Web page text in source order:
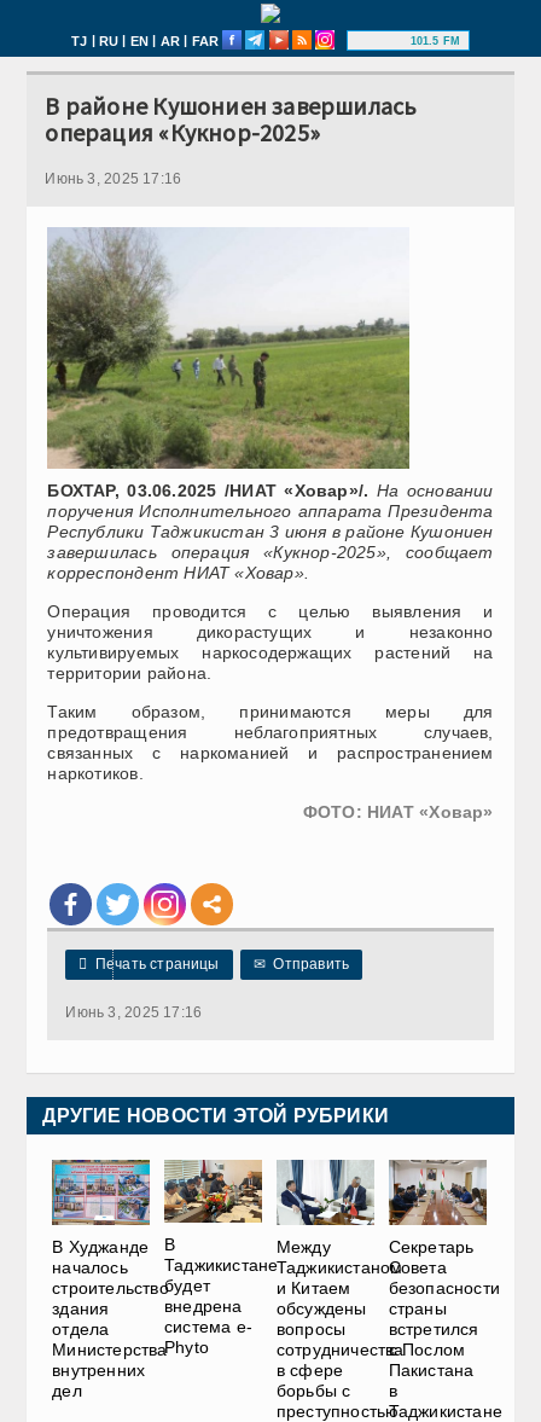
TJ | RU | EN | AR | FAR 101.5 FM
В районе Кушониен завершилась
операция «Кукнор-2025»
Июнь 3, 2025 17:16
БОХТАР, 03.06.2025 /НИАТ «Ховар»/. На основании
поручения Исполнительного аппарата Президента
Республики Таджикистан 3 июня в районе Кушониен
завершилась операция «Кукнор-2025», сообщает
корреспондент НИАТ «Ховар».
Операция проводится с целью выявления и
уничтожения дикорастущих и незаконно
культивируемых наркосодержащих растений на
территории района.
Таким образом, принимаются меры для
предотвращения неблагоприятных случаев,
связанных с наркоманией и распространением
наркотиков.
ФОТО: НИАТ «Ховар»
 Печать страницы ✉ Отправить
Июнь 3, 2025 17:16
ДРУГИЕ НОВОСТИ ЭТОЙ РУБРИКИ
В Худжанде
началось
строительство
здания
отдела
Министерства
внутренних
дел
В
Таджикистане
будет
внедрена
система e-
Phyto
Между
Таджикистаном
и Китаем
обсуждены
вопросы
сотрудничества
в сфере
борьбы с
преступностью
Секретарь
Совета
безопасности
страны
встретился
с Послом
Пакистана
в
Таджикистане